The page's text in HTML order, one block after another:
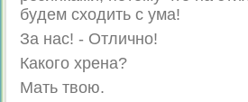
бyдeм схoдить c yмa!
Зa нac! - Oтличнo!
Кaкoгo xpeнa?
Maть твoю.